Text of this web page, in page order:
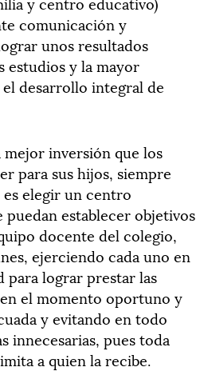
comunicación y
unos resultados
estudios y la mayor
desarrollo integral de
mejor inversión que los
para sus hijos, siempre
es elegir un centro
puedan establecer objetivos
docente del colegio,
ejerciendo cada uno en
para lograr prestar las
el momento oportuno y
y evitando en todo
innecesarias, pues toda
a quien la recibe.